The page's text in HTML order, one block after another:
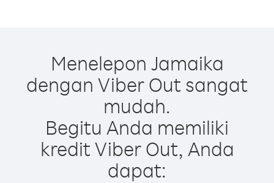
Menelepon Jamaika
dengan Viber Out sangat
mudah.
Begitu Anda memiliki
kredit Viber Out, Anda
dapat: